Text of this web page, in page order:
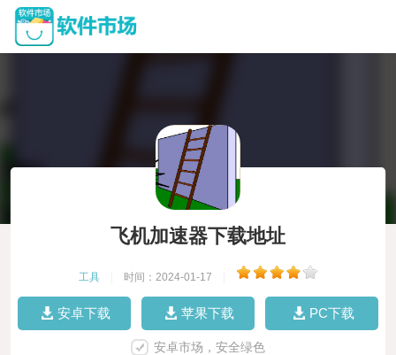
飞机加速器下载地址
工具 时间：2024-01-17
安卓下载 苹果下载 PC下载
安卓市场，安全绿色